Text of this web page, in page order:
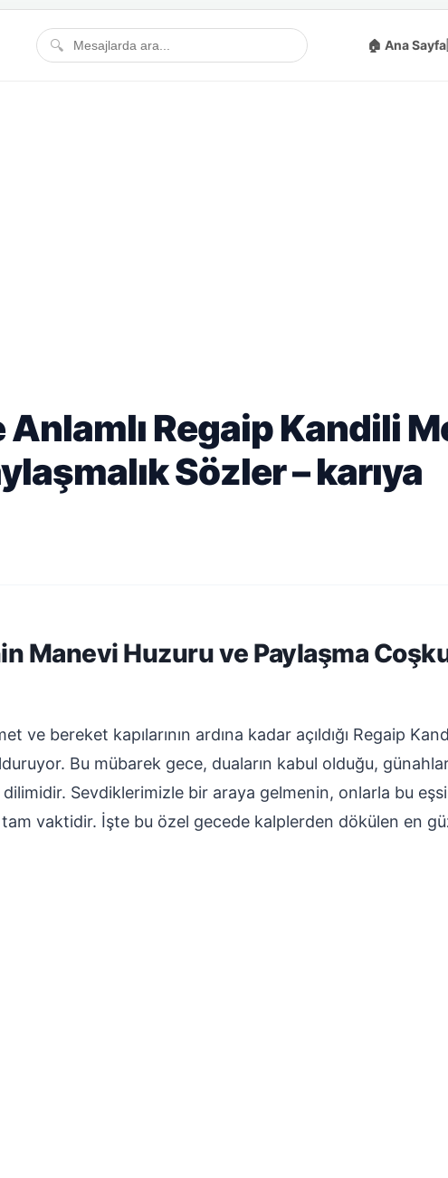
🔍 🏠 Ana Sayfa
Anlamlı Regaip Kandili
Sözler – karıya
Manevi Huzuru ve Paylaşma
ve bereket kapılarının ardına kadar açıldığı Regaip
Bu mübarek gece, duaların kabul olduğu,
Sevdiklerimizle bir araya gelmenin, onlarla bu
tam vaktidir. İşte bu özel gecede kalplerden dökülen en